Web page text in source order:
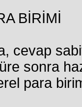
BİRİMİ
cevap
sonra
para